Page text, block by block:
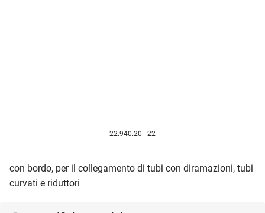
22.940.20 - 22
con bordo, per il collegamento di tubi con diramazioni, tubi
curvati e riduttori